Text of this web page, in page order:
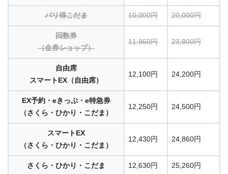
バリ得こだま 10,000円 20,000円
回数券
（金券ショップ）
11,950円 23,900円
自由席
スマートEX（自由席）
12,100円 24,200円
EX予約・eきっぷ・e特急券
（さくら・ひかり・こだま）
12,250円 24,500円
スマートEX
（さくら・ひかり・こだま）
12,430円 24,860円
さくら・ひかり・こだま 12,630円 25,260円